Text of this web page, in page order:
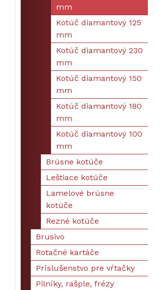
mm
Kotúč diamantový 125
mm
Kotúč diamantový 230
mm
Kotúč diamantový 150
mm
Kotúč diamantový 180
mm
Kotúč diamantový 100
mm
Brúsne kotúče
Leštiace kotúče
Lamelové brúsne
kotúče
Rezné kotúče
Brusivo
Rotačné kartáče
Príslušenstvo pre vŕtačky
Pilníky, rašple, frézy